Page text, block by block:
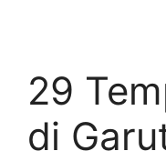
29
di